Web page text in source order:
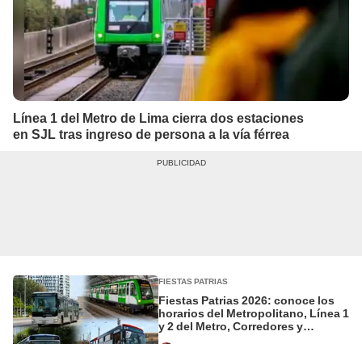
Línea 1 del Metro de Lima cierra dos estaciones
en SJL tras ingreso de persona a la vía férrea
FIESTAS PATRIAS
Fiestas Patrias 2026: conoce los
horarios del Metropolitano, Línea 1
y 2 del Metro, Corredores y